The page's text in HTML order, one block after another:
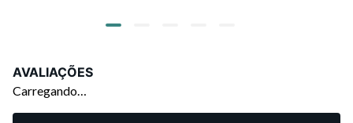
AVALIAÇÕES
Carregando…